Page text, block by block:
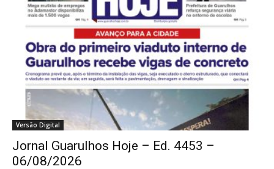
Versão Digital
Jornal Guarulhos Hoje – Ed. 4453 –
06/08/2026